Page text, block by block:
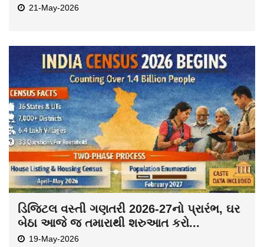
21-May-2026
ડિજિટલ વસ્તી ગણતરી 2026-27નો પ્રારંભ, ઘર
બેઠા આજે જ તમારાથી શરુઆત કરો...
19-May-2026